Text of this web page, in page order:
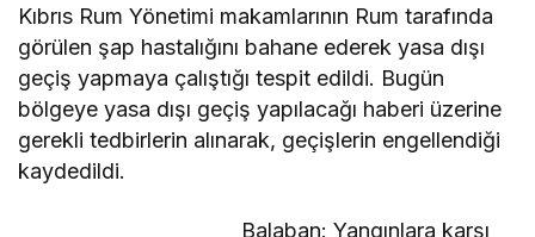
Kıbrıs Rum Yönetimi makamlarının Rum tarafında
görülen şap hastalığını bahane ederek yasa dışı
geçiş yapmaya çalıştığı tespit edildi. Bugün
bölgeye yasa dışı geçiş yapılacağı haberi üzerine
gerekli tedbirlerin alınarak, geçişlerin engellendiği
kaydedildi.
Balaban: Yangınlara karşı